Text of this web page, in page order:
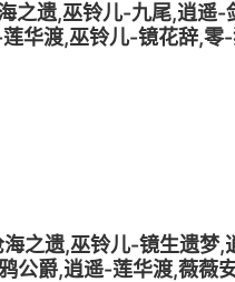
之遗,巫铃儿-九尾,逍遥
华渡,巫铃儿-镜花辞,零
之遗,巫铃儿-镜生遗梦,
公爵,逍遥-莲华渡,薇薇